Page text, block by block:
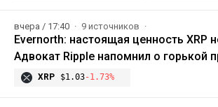
вчера / 17:40 9 источников
Evernorth: настоящая ценность XRP
Адвокат Ripple напомнил о горькой
XRP $1.03-1.73%